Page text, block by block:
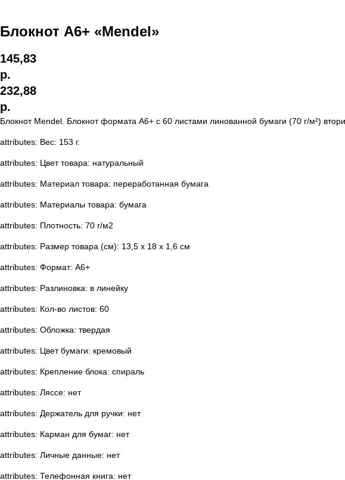
Блокнот А6+ «Mendel»
145,83
р.
232,88
р.
Блокнот Mendel. Блокнот формата A6+ с 60 листами линованной бумаги (70 г/м²)
attributes: Вес: 153 г.
attributes: Цвет товара: натуральный
attributes: Материал товара: переработанная бумага
attributes: Материалы товара: бумага
attributes: Плотность: 70 г/м2
attributes: Размер товара (см): 13,5 х 18 х 1,6 см
attributes: Формат: A6+
attributes: Разлиновка: в линейку
attributes: Кол-во листов: 60
attributes: Обложка: твердая
attributes: Цвет бумаги: кремовый
attributes: Крепление блока: спираль
attributes: Ляссе: нет
attributes: Держатель для ручки: нет
attributes: Карман для бумаг: нет
attributes: Личные данные: нет
attributes: Телефонная книга: нет